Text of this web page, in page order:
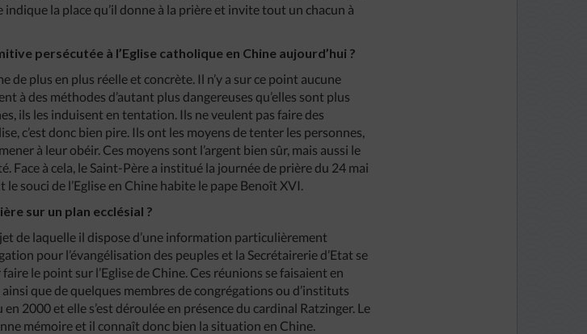
la place qu’il donne à la prière et invite tout un chacun à
persécutée à l’Eglise catholique en Chine aujourd’hui ?
de plus en plus réelle et concrète. Il n’y a sur ce point aucune
à des méthodes d’autant plus dangereuses qu’elles sont plus
ils les induisent en tentation. Ils ne veulent pas faire des
c’est donc bien pire. Ils ont les moyens de tenter les personnes,
à leur obéir. Ces moyens sont l’argent bien sûr, mais aussi le
Face à cela, le Saint-Père a institué la journée de prière du 24 mai
souci de l’Eglise en Chine habite le pape Benoît XVI.
sur un plan ecclésial ?
de laquelle il dispose d’une information particulièrement
pour l’évangélisation des peuples et la Secrétairerie d’Etat se
le point sur l’Eglise de Chine. Ces réunions se faisaient en
que de quelques membres de congrégations ou d’instituts
2000 et elle s’est déroulée en présence du cardinal Ratzinger. Le
mémoire et il connaît donc bien la situation en Chine.